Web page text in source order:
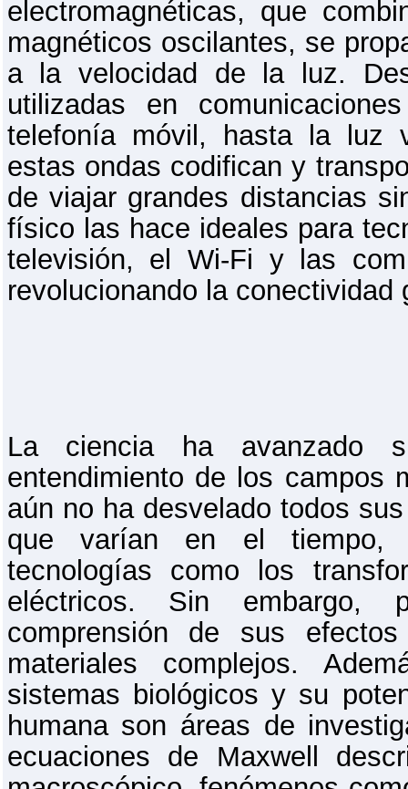
electromagnéticas, que
magnéticos oscilantes, se
a la velocidad de la luz.
utilizadas en
telefonía móvil, hasta la luz
estas ondas codifican y
de viajar grandes distancias
físico las hace ideales para
televisión, el Wi-Fi y las
revolucionando la conectividad
La ciencia ha avanzado
entendimiento de los campos
aún no ha desvelado todos
que varían en el tiempo,
tecnologías como los
eléctricos. Sin embargo,
comprensión de sus
materiales complejos.
sistemas biológicos y su
humana son áreas de
ecuaciones de Maxwell